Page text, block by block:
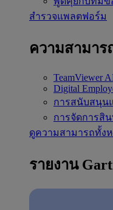
สำรวจแพลตฟอร์ม
ความสามาร
TeamViewer
Digital
การสนับสนุน
การจัดการสิ
ดูความสามารถทั้ง
รายงาน